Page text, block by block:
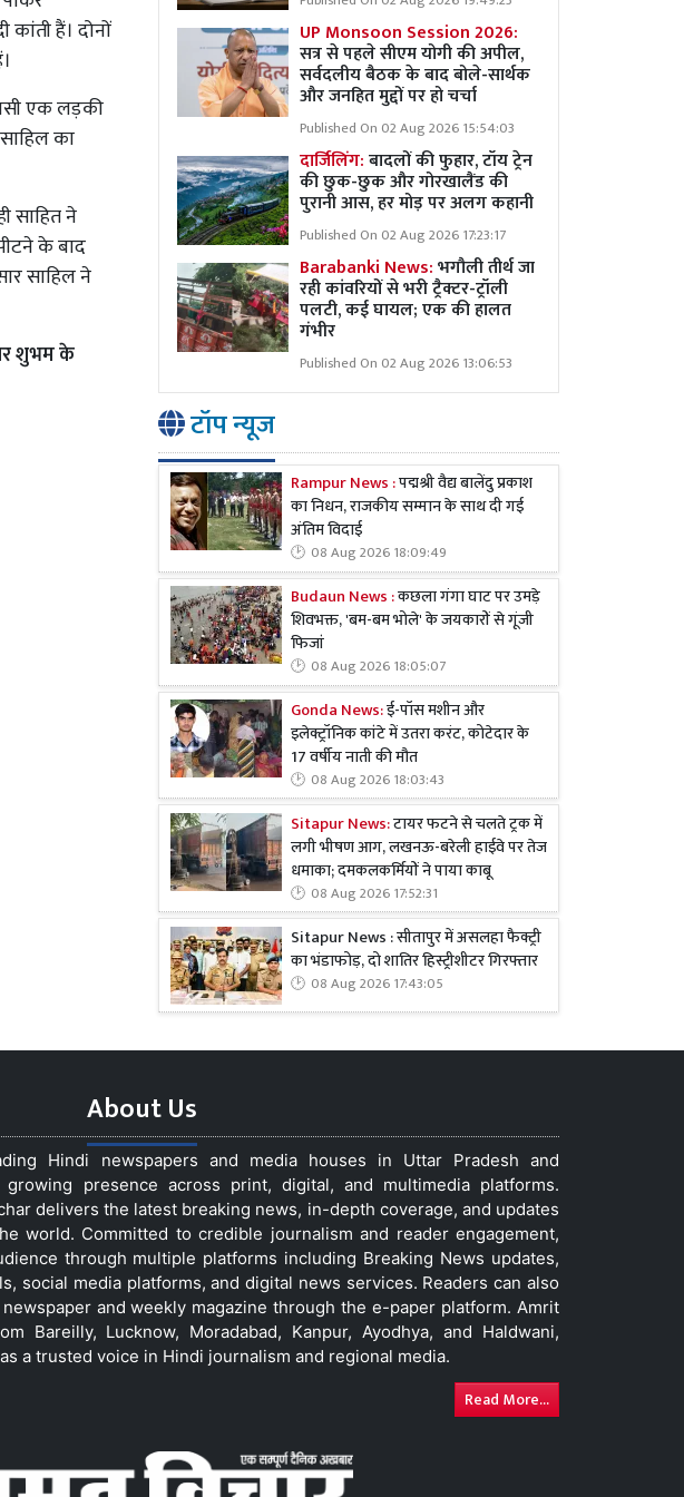
कांती हैं। दोनों
एक लड़की
का
साहित ने
के बाद
साहिल ने
शुभम के
UP Monsoon Session 2026:
सत्र से पहले सीएम योगी की अपील,
सर्वदलीय बैठक के बाद बोले-सार्थक
और जनहित मुद्दों पर हो चर्चा
Published On 02 Aug 2026 15:54:03
दार्जिलिंग:बादलों की फुहार, टॉय ट्रेन
की छुक-छुक और गोरखालैंड की
पुरानी आस, हर मोड़ पर अलग कहानी
Published On 02 Aug 2026 17:23:17
Barabanki News:भगौली तीर्थ जा
रही कांवरियों से भरी ट्रैक्टर-ट्रॉली
पलटी, कई घायल; एक की हालत
गंभीर
Published On 02 Aug 2026 13:06:53
टॉप न्यूज
Rampur News :पद्मश्री वैद्य बालेंदु प्रकाश
का निधन, राजकीय सम्मान के साथ दी गई
अंतिम विदाई
08 Aug 2026 18:09:49
Budaun News :कछला गंगा घाट पर उमड़े
शिवभक्त, 'बम-बम भोले' के जयकारों से गूंजी
फिजां
08 Aug 2026 18:05:07
Gonda News:ई-पॉस मशीन और
इलेक्ट्रॉनिक कांटे में उतरा करंट, कोटेदार के
17 वर्षीय नाती की मौत
08 Aug 2026 18:03:43
Sitapur News:टायर फटने से चलते ट्रक में
लगी भीषण आग, लखनऊ-बरेली हाईवे पर तेज
धमाका; दमकलकर्मियों ने पाया काबू
08 Aug 2026 17:52:31
Sitapur News : सीतापुर में असलहा फैक्ट्री
का भंडाफोड़, दो शातिर हिस्ट्रीशीटर गिरफ्तार
08 Aug 2026 17:43:05
About Us
Hindi newspapers and media houses in Uttar Pradesh and
presence across print, digital, and multimedia platforms.
delivers the latest breaking news, in-depth coverage, and updates
world. Committed to credible journalism and reader engagement,
through multiple platforms including Breaking News updates,
social media platforms, and digital news services. Readers can also
and weekly magazine through the e-paper platform. Amrit
Bareilly, Lucknow, Moradabad, Kanpur, Ayodhya, and Haldwani,
a trusted voice in Hindi journalism and regional media.
Read More...